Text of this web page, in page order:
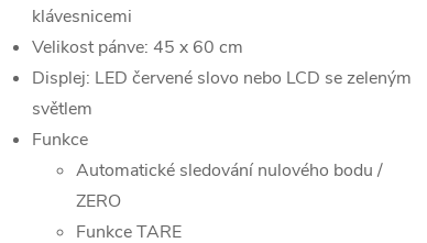
klávesnicemi
Velikost pánve: 45 x 60 cm
Displej: LED červené slovo nebo LCD se zeleným
světlem
Funkce
Automatické sledování nulového bodu /
ZERO
Funkce TARE